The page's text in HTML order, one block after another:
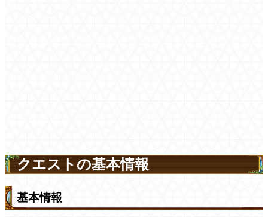
クエストの基本情報
基本情報